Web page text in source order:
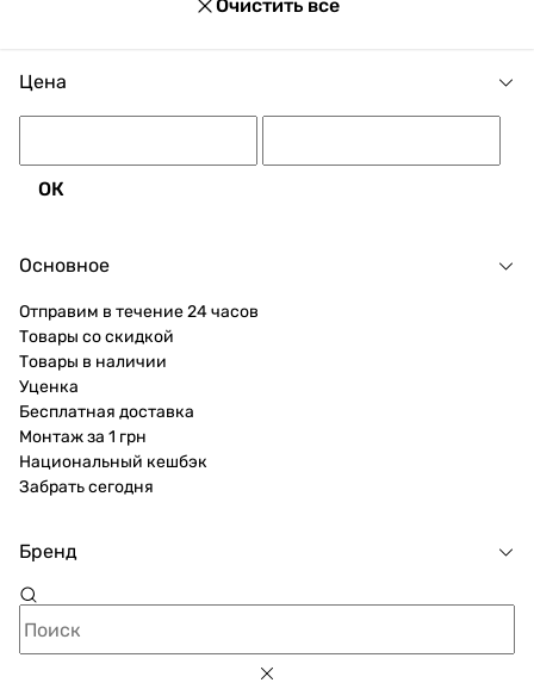
Очистить все
Цена
ОК
Основное
Отправим в течение 24 часов
Товары со скидкой
Товары в наличии
Уценка
Бесплатная доставка
Монтаж за 1 грн
Национальный кешбэк
Забрать сегодня
Бренд